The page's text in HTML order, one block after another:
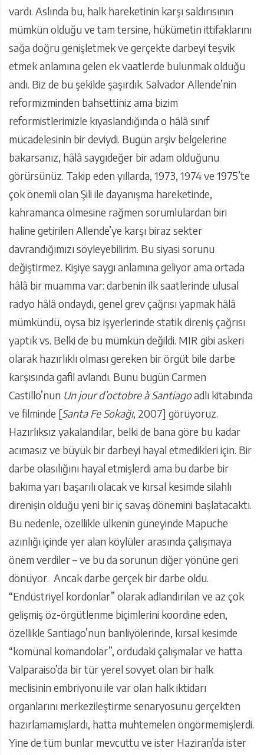
vardı. Aslında bu, halk hareketinin karşı saldırısının
mümkün olduğu ve tam tersine, hükümetin ittifaklarını
sağa doğru genişletmek ve gerçekte darbeyi teşvik
etmek anlamına gelen ek vaatlerde bulunmak olduğu
andı. Biz de bu şekilde şaşırdık. Salvador Allende’nin
reformizminden bahsettiniz ama bizim
reformistlerimizle kıyaslandığında o hâlâ sınıf
mücadelesinin bir deviydi. Bugün arşiv belgelerine
bakarsanız, hâlâ saygıdeğer bir adam olduğunu
görürsünüz. Takip eden yıllarda, 1973, 1974 ve 1975’te
çok önemli olan Şili ile dayanışma hareketinde,
kahramanca ölmesine rağmen sorumlulardan biri
haline getirilen Allende’ye karşı biraz sekter
davrandığımızı söyleyebilirim. Bu siyasi sorunu
değiştirmez. Kişiye saygı anlamına geliyor ama ortada
hâlâ bir muamma var: darbenin ilk saatlerinde ulusal
radyo hâlâ ondaydı, genel grev çağrısı yapmak hâlâ
mümkündü, oysa biz işyerlerinde statik direniş çağrısı
yaptık vs. Belki de bu mümkün değildi. MIR gibi askeri
olarak hazırlıklı olması gereken bir örgüt bile darbe
karşısında gafil avlandı. Bunu bugün Carmen
Castillo’nun Un jour d’octobre à Santiagoadlı kitabında
ve filminde [Santa Fe Sokağı, 2007] görüyoruz.
Hazırlıksız yakalandılar, belki de bana göre bu kadar
acımasız ve büyük bir darbeyi hayal etmedikleri için. Bir
darbe olasılığını hayal etmişlerdi ama bu darbe bir
bakıma yarı başarılı olacak ve kırsal kesimde silahlı
direnişin olduğu yeni bir iç savaş dönemini başlatacaktı.
Bu nedenle, özellikle ülkenin güneyinde Mapuche
azınlığı içinde yer alan köylüler arasında çalışmaya
önem verdiler – ve bu da sorunun diğer yönüne geri
dönüyor. Ancak darbe gerçek bir darbe oldu.
“Endüstriyel kordonlar” olarak adlandırılan ve az çok
gelişmiş öz-örgütlenme biçimlerini koordine eden,
özellikle Santiago’nun banliyölerinde, kırsal kesimde
“komünal komandolar”, ordudaki çalışmalar ve hatta
Valparaiso’da bir tür yerel sovyet olan bir halk
meclisinin embriyonu ile var olan halk iktidarı
organlarını merkezileştirme senaryosunu gerçekten
hazırlamamışlardı, hatta muhtemelen öngörmemişlerdi.
Yine de tüm bunlar mevcuttu ve ister Haziran’da ister